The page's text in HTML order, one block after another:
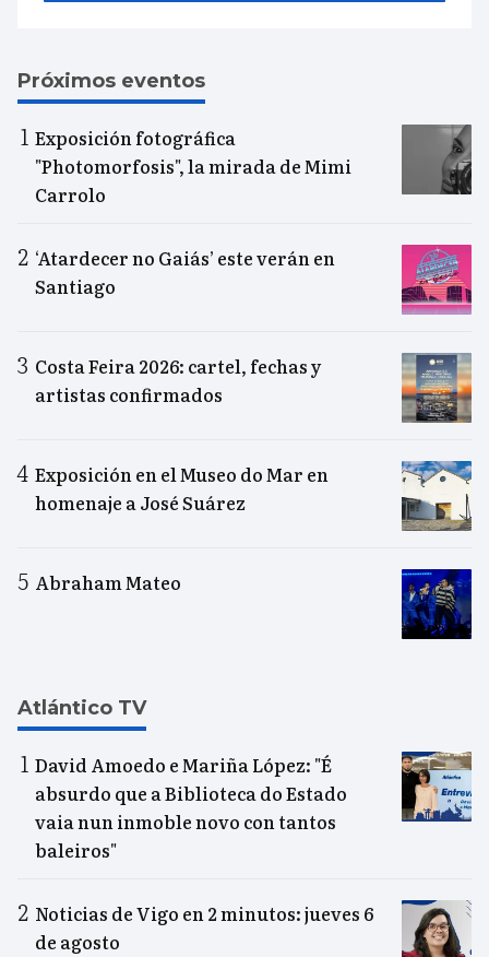
Próximos eventos
Exposición fotográfica
"Photomorfosis", la mirada de Mimi
Carrolo
‘Atardecer no Gaiás’ este verán en
Santiago
Costa Feira 2026: cartel, fechas y
artistas confirmados
Exposición en el Museo do Mar en
homenaje a José Suárez
Abraham Mateo
Atlántico TV
David Amoedo e Mariña López: "É
absurdo que a Biblioteca do Estado
vaia nun inmoble novo con tantos
baleiros"
Noticias de Vigo en 2 minutos: jueves 6
de agosto